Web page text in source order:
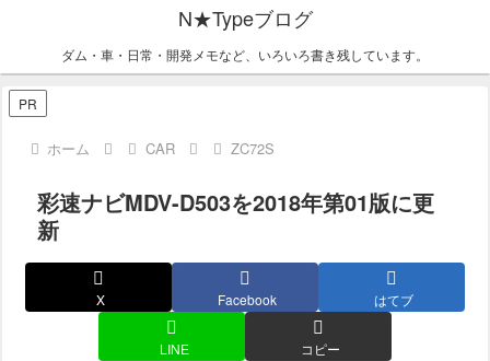
N★Typeブログ
ダム・車・日常・開発メモなど、いろいろ書き残しています。
PR
ホーム CAR ZC72S
彩速ナビMDV-D503を2018年第01版に更
新
X Facebook はてブ
LINE コピー